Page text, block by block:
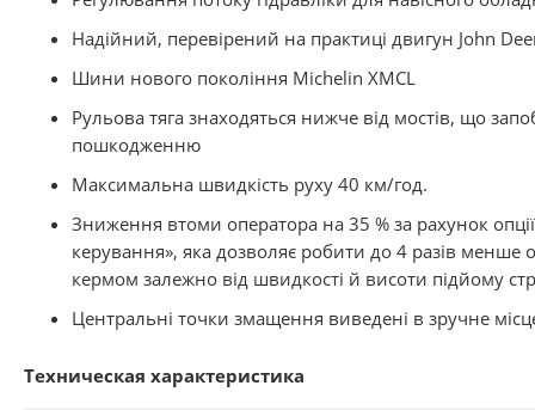
Надійний, перевірений на практиці двигун John
Шини нового покоління Michelin XMCL
Рульова тяга знаходяться нижче від мостів, що
пошкодженню
Максимальна швидкість руху 40 км/год.
Зниження втоми оператора на 35 % за рахунок
керування», яка дозволяє робити до 4 разів менше
кермом залежно від швидкості й висоти підйому
Центральні точки змащення виведені в зручне
Техническая характеристика